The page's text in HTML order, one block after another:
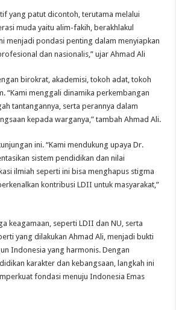
yang patut dicontoh, terutama melalui
muda yaitu alim-fakih, berakhlakul
menjadi pondasi penting dalam menyiapkan
dan nasionalis,” ujar Ahmad Ali
birokrat, akademisi, tokoh adat, tokoh
“Kami menggali dinamika perkembangan
tantangannya, serta perannya dalam
kepada warganya,” tambah Ahmad Ali.
ini. “Kami mendukung upaya Dr.
sistem pendidikan dan nilai
ilmiah seperti ini bisa menghapus stigma
kontribusi LDII untuk masyarakat,”
keagamaan, seperti LDII dan NU, serta
yang dilakukan Ahmad Ali, menjadi bukti
Indonesia yang harmonis. Dengan
karakter dan kebangsaan, langkah ini
fondasi menuju Indonesia Emas